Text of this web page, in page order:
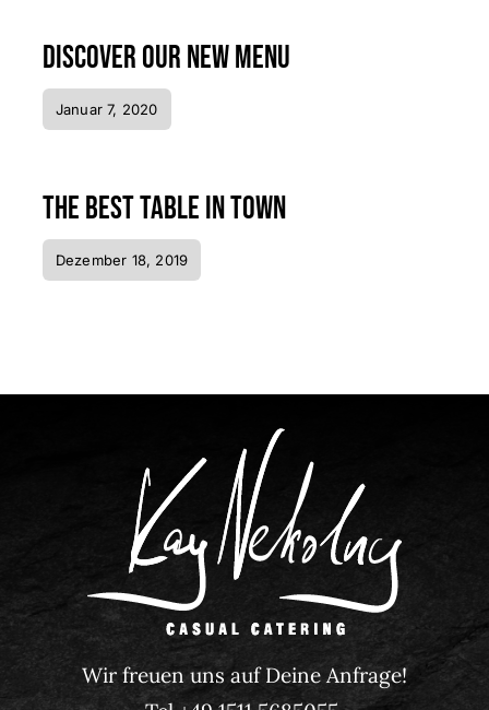
Discover our new menu
Januar 7, 2020
The best table in town
Dezember 18, 2019
Wir freuen uns auf Deine Anfrage!